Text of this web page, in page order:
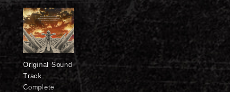
Original Sound
Track
Complete